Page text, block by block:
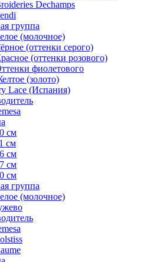
Dechamps
группа
(молочное)
(оттенки серого)
(оттенки розового)
фиолетового
(золото)
Lace (Испания)
см
см
см
см
см
группа
(молочное)